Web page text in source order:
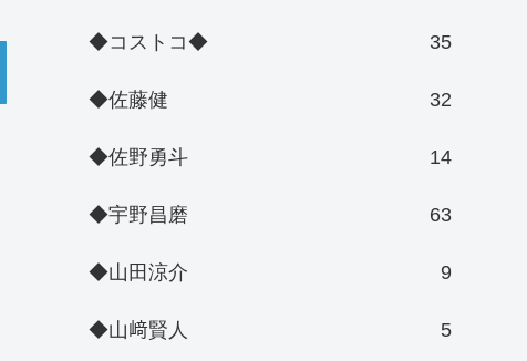
◆コストコ◆ 35
◆佐藤健 32
◆佐野勇斗 14
◆宇野昌磨 63
◆山田涼介 9
◆山﨑賢人 5